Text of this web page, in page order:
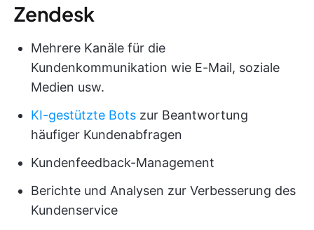
Zendesk
Mehrere Kanäle für die
Kundenkommunikation wie E-Mail, soziale
Medien usw.
KI-gestützte Bots zur Beantwortung
häufiger Kundenabfragen
Kundenfeedback-Management
Berichte und Analysen zur Verbesserung des
Kundenservice